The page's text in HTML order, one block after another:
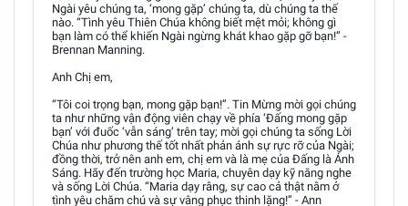
Ngài yêu chúng ta, ‘mong gặp’ chúng ta, dù chúng ta thế
nào. “Tình yêu Thiên Chúa không biết mệt mỏi; không gì
bạn làm có thể khiến Ngài ngừng khát khao gặp gỡ bạn!” -
Brennan Manning.
Anh Chị em,
“Tôi coi trọng bạn, mong gặp bạn!”. Tin Mừng mời gọi chúng
ta như những vận động viên chạy về phía ‘Đấng mong gặp
bạn’ với đuốc ‘vẫn sáng’ trên tay; mời gọi chúng ta sống Lời
Chúa như phương thế tốt nhất phản ánh sự rực rỡ của Ngài;
đồng thời, trở nên anh em, chị em và là mẹ của Đấng là Ánh
Sáng. Hãy đến trường học Maria, chuyên dạy kỹ năng nghe
và sống Lời Chúa. “Maria dạy rằng, sự cao cả thật nằm ở
tình yêu chăm chú và sự vâng phục thinh lặng!” - Ann